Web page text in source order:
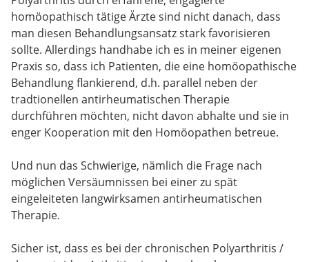
homöopathisch tätige Ärzte sind nicht danach, dass
man diesen Behandlungsansatz stark favorisieren
sollte. Allerdings handhabe ich es in meiner eigenen
Praxis so, dass ich Patienten, die eine homöopathische
Behandlung flankierend, d.h. parallel neben der
tradtionellen antirheumatischen Therapie
durchführen möchten, nicht davon abhalte und sie in
enger Kooperation mit den Homöopathen betreue.
Und nun das Schwierige, nämlich die Frage nach
möglichen Versäumnissen bei einer zu spät
eingeleiteten langwirksamen antirheumatischen
Therapie.
Sicher ist, dass es bei der chronischen Polyarthritis /